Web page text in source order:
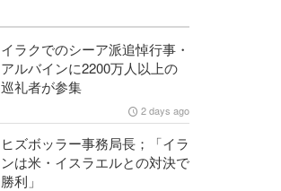
イラクでのシーア派追悼行事・
アルバインに2200万人以上の
巡礼者が参集
2 days ago
ヒズボッラー事務局長；「イラ
ンは米・イスラエルとの対決で
勝利」